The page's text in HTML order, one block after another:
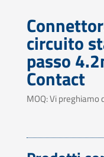
circuito
passo
Contact
MOQ: Vi